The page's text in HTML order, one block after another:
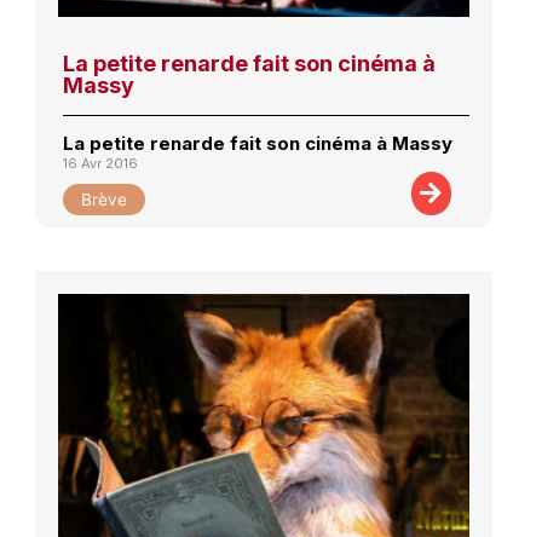
La petite renarde fait son cinéma à
Massy
La petite renarde fait son cinéma à Massy
16 Avr 2016
Brève